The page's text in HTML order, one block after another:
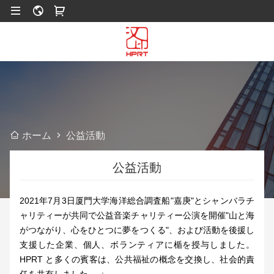
ホーム 公益活動
公益活動
2021年7月3日厦門大学海洋総合調査船"嘉庚"とシャンバラチ
ャリティーが共同で公益音楽チャリティー公演を開催"山と海
がつながり、心をひとつに夢をつくる"、および活動を後援し
支援した企業、個人、ボランティアに楯を授与しました。
HPRT と多くの賓客は、公共福祉の概念を交換し、社会的責